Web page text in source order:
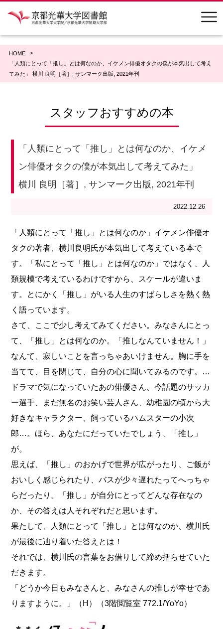
HOME
「人類にとって「推し」とは何なのか、イケメン俳優オタクの僕が本気出して考え
てみた」 横川 良明［著］, サンマーク出版, 2021年刊
スタッフおすすめの本
「人類にとって「推し」とは何なのか、イケメ
ン俳優オタクの僕が本気出して考えてみた」
横川 良明［著］, サンマーク出版, 2021年刊
2022.12.26
「人類にとって「推し」とは何なのか」イケメン俳優オ
タクの著者、横川良明氏が本気出して考えている本で
す。「私にとって「推し」とは何なのか」ではなく、人
類規模で考えているわけですから、スケールが違いま
す。とにかく「推し」がいる人生のすばらしさを熱く熱
く語っています。
さて、ここで少し考えてみてください。みなさんにとっ
て、「推し」とは何なのか。「推しなんていません！」
なんて、寂しいことを言っちゃあいけません。胸に手を
当てて、目を閉じて、自分の心に聞いてみるのです。…
ドラマで気になっていたあの俳優さん、今話題のサッカ
ー選手、まだ無名のお笑い芸人さん、幼稚園の頃から大
好きなキャラクター、飼っているハムスターの小次
郎…。ほら、あなたにだっていたでしょう、「推し」
が。
思えば、「推し」のおかげで世界が広がったり、ご飯が
おいしく感じられたり、バスが少々遅れたってへっちゃ
らだったり。「推し」が自分にとってどんな存在なの
か、その答えは人それぞれだと思います。
果たして、人類にとって「推し」とは何なのか、横川氏
が最後に辿り着いた答えとは！
それでは、横川氏の言葉をお借りして締め括らせていた
だきます。
「どうか今日もみなさんと、みなさんの推しが幸せであ
りますように。」（H）（3階閲覧室 772.1/YoYo）